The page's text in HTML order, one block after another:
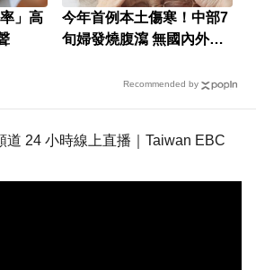
」高
今年首例本土傷寒！中部7
旬婦發燒腹瀉 無國內外旅
Recommended by
道 24 小時線上直播｜Taiwan EBC